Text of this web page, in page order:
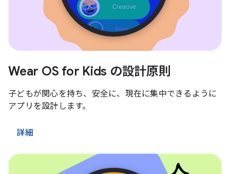
Wear OS for Kids の設計原則
子どもが関心を持ち、安全に、現在に集中できるように
アプリを設計します。
詳細